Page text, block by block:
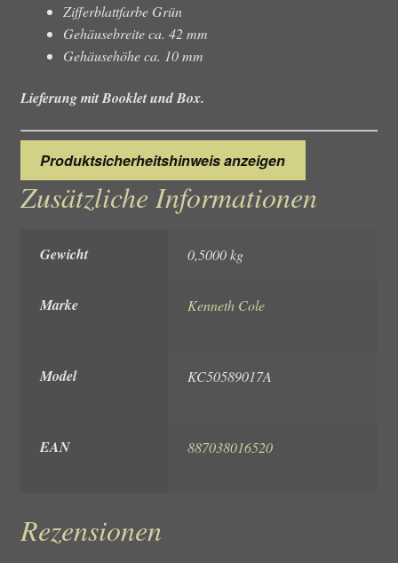
Zifferblattfarbe Grün
Gehäusebreite ca. 42 mm
Gehäusehöhe ca. 10 mm
Lieferung mit Booklet und Box.
Produktsicherheitshinweis anzeigen
Zusätzliche Informationen
Gewicht 0,5000 kg
Marke Kenneth Cole
Model KC50589017A
EAN 887038016520
Rezensionen